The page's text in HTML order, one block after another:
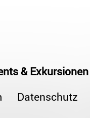
& Exkursionen
Datenschutz